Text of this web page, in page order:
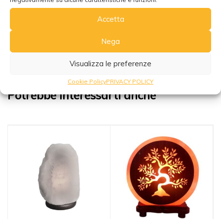
Accetta
Nega
Visualizza le preferenze
Cookie PolicyPRIVACY POLICY
Scopri di piu’ sulle Lampade di Sale e i loro benefici
Potrebbe interessarti anche